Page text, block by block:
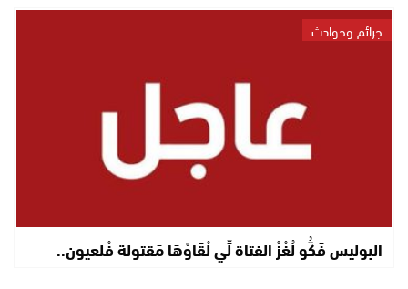
جرائم وحوادث
البوليس فَكُّو لُغْزْ الفتاة لِّي لْقَاوْهَا مَقتولة فْلعيون..